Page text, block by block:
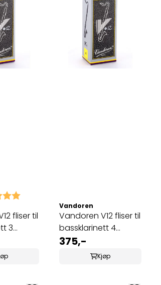
5.0 av 5 mulige
fliser til
3
Vandoren
Vandoren V12 fliser til
bassklarinett 4
(CR624)
375,-
Kjøp